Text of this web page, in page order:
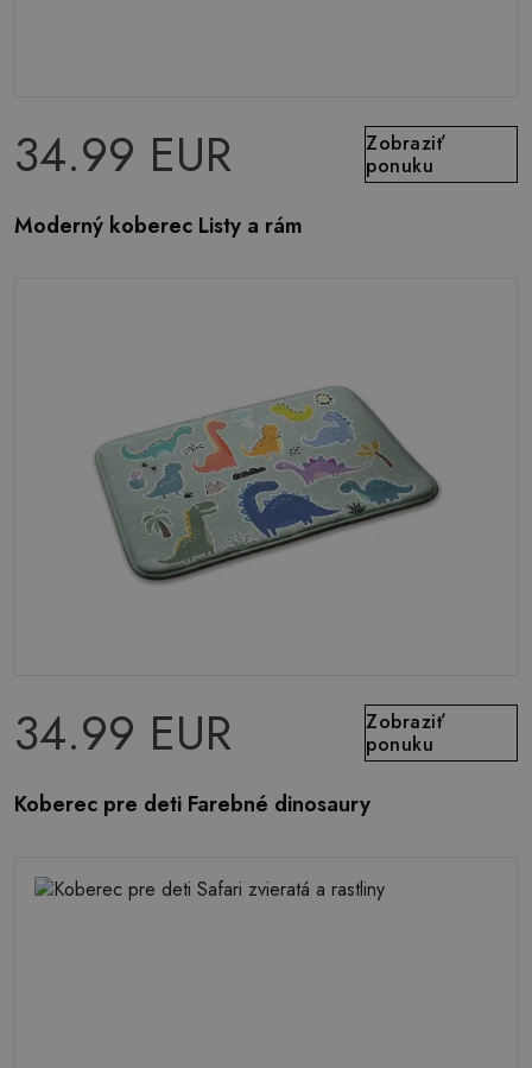
34.99 EUR
Zobraziť
ponuku
Moderný koberec Listy a rám
34.99 EUR
Zobraziť
ponuku
Koberec pre deti Farebné dinosaury